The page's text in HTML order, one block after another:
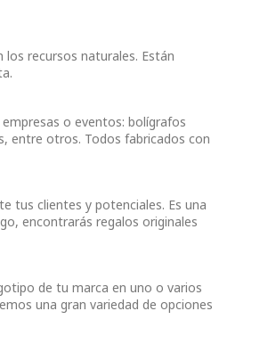
recursos naturales. Están
o eventos: bolígrafos
entre otros. Todos fabricados con
tus clientes y potenciales. Es una
encontrarás regalos originales
de tu marca en uno o varios
una gran variedad de opciones